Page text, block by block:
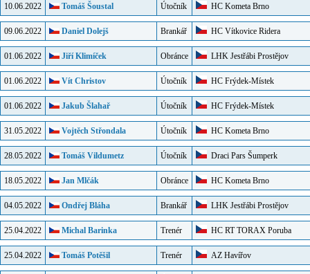
10.06.2022 Tomáš Šoustal Útočník HC Kometa Brno
09.06.2022 Daniel Dolejš Brankář HC Vítkovice Ridera
01.06.2022 Jiří Klimíček Obránce LHK Jestřábi Prostějov
01.06.2022 Vít Christov Útočník HC Frýdek-Místek
01.06.2022 Jakub Šlahař Útočník HC Frýdek-Místek
31.05.2022 Vojtěch Střondala Útočník HC Kometa Brno
28.05.2022 Tomáš Vildumetz Útočník Draci Pars Šumperk
18.05.2022 Jan Mlčák Obránce HC Kometa Brno
04.05.2022 Ondřej Bláha Brankář LHK Jestřábi Prostějov
25.04.2022 Michal Barinka Trenér HC RT TORAX Poruba
25.04.2022 Tomáš Potěšil Trenér AZ Havířov